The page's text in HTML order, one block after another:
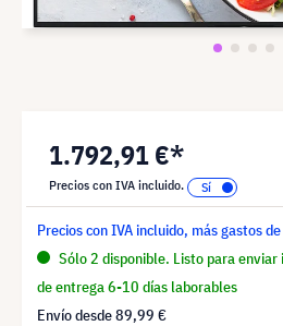
1.792,91 €*
Precios con IVA incluido.
Precios con IVA incluido, más gastos
Sólo 2 disponible. Listo para
de entrega 6-10 días laborables
Envío desde89,99 €